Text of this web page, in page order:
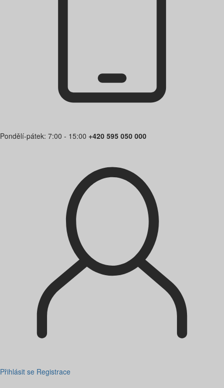
Pondělí-pátek: 7:00 - 15:00 +420 595 050 000
Přihlásit se Registrace